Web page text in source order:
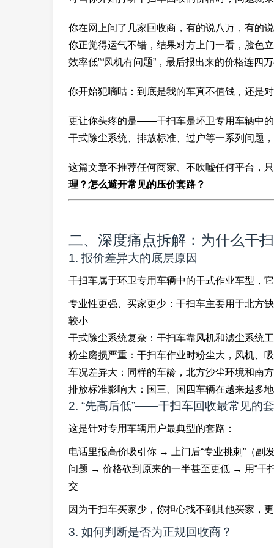
你在网上问了几家回收商，有的说八万，有的
你正觉得运气不错，结果对方上门一看，脸色
效率低”“风机有问题”，最后报出来的价格连四
你开始犯嘀咕：到底是我的车真不值钱，还是
更让你头疼的是——干扫车是环卫专用车辆中
干式除尘系统、排放标准、过户等一系列问题
这篇文章不推荐任何商家、不吹嘘任何平台，
理？怎么避开常见的压价套路？
二、深度痛点拆解：为什么干
1. 报价差异大的底层原因
干扫车属于环卫专用车辆中的干式作业车型，
专业性更强、买家更少：干扫车主要用于北方
较小
干式除尘系统复杂：干扫车靠风机和滤尘系统
粉尘磨损严重：干扫车作业时粉尘大，风机、
车况差异大：同样的车龄，北方沙尘环境和南
排放标准影响大：国三、国四车辆在越来越多
2. “先高后低”——干扫车回收最常见的
这是针对专用车辆用户最典型的套路：
电话里报高价吸引你 → 上门后“专业挑刺”（
问题 → 价格砍到原来的一半甚至更低 → 用“干
交
因为干扫车买家少，你担心找不到其他买家，
3. 如何判断是否为正规回收商？